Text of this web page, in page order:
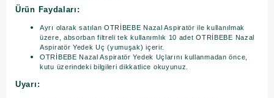
Ürün Faydaları:
Ayrı olarak satılan OTRİBEBE Nazal Aspiratör ile kullanılmak
üzere, absorban filtreli tek kullanımlık 10 adet OTRİBEBE Nazal
Aspiratör Yedek Uç (yumuşak) içerir.
OTRİBEBE Nazal Aspiratör Yedek Uçlarını kullanmadan önce,
kutu üzerindeki bilgileri dikkatlice okuyunuz.
Uyarı: